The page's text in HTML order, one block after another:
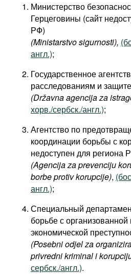
Министерство
Герцеговины (сайт
РФ)
(Ministarstvo sigurnosti),
англ.);
Государственное
расследованиям и защите
(Državna agencija za
хорв./сербск./англ.);
Агентство по
координации борьбы с
недоступен для региона
(Agencija za prevenciju
borbe protiv korupcije),
англ.);
Специальный
борьбе с организованной
экономической
(Posebni odjel za
privredni kriminal i
сербск./англ.).